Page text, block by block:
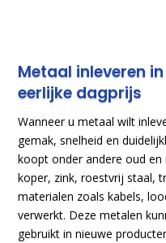
Metaal inleveren
eerlijke dagprijs
Wanneer u metaal wilt
gemak, snelheid en
koopt onder andere oud
koper, zink, roestvrij staal,
materialen zoals kabels,
verwerkt. Deze metalen
gebruikt in nieuwe